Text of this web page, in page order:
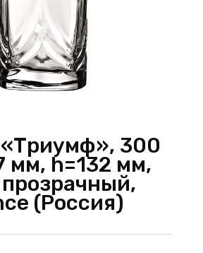
300
мм, h=132 мм,
(Россия)